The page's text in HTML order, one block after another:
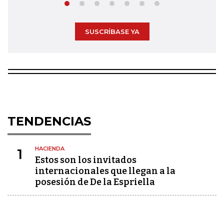
SUSCRÍBASE YA
TENDENCIAS
1 HACIENDA
Estos son los invitados
internacionales que llegan a la
posesión de De la Espriella